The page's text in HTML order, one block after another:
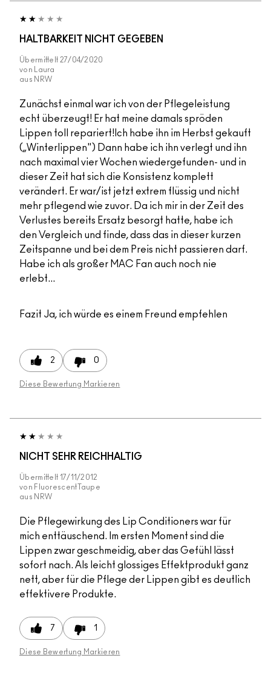
HALTBARKEIT NICHT GEGEBEN
Übermittelt 27/04/2020
von
Laura
aus NRW
Zunächst einmal war ich von der Pflegeleistung
echt überzeugt! Er hat meine damals spröden
Lippen toll repariert!Ich habe ihn im Herbst gekauft
(„Winterlippen") Dann habe ich ihn verlegt und ihn
nach maximal vier Wochen wiedergefunden- und in
dieser Zeit hat sich die Konsistenz komplett
verändert. Er war/ist jetzt extrem flüssig und nicht
mehr pflegend wie zuvor. Da ich mir in der Zeit des
Verlustes bereits Ersatz besorgt hatte, habe ich
den Vergleich und finde, dass das in dieser kurzen
Zeitspanne und bei dem Preis nicht passieren darf.
Habe ich als großer MAC Fan auch noch nie
erlebt...
Fazit Ja, ich würde es einem Freund empfehlen
2 0
Diese Bewertung Markieren
NICHT SEHR REICHHALTIG
Übermittelt 17/11/2012
von FluorescentTaupe
aus NRW
Die Pflegewirkung des Lip Conditioners war für
mich enttäuschend. Im ersten Moment sind die
Lippen zwar geschmeidig, aber das Gefühl lässt
sofort nach. Als leicht glossiges Effektprodukt ganz
nett, aber für die Pflege der Lippen gibt es deutlich
effektivere Produkte.
7 1
Diese Bewertung Markieren